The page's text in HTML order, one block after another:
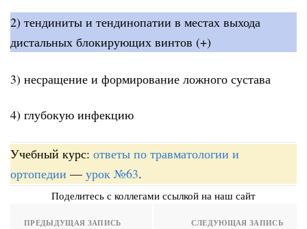
2) тендиниты и тендинопатии в местах выхода
дистальных блокирующих винтов (+)
3) несращение и формирование ложного сустава
4) глубокую инфекцию
Учебный курс: ответы по травматологии и
ортопедии — урок №63.
Поделитесь с коллегами ссылкой на наш сайт
ПРЕДЫДУЩАЯ ЗАПИСЬ СЛЕДУЮЩАЯ ЗАПИСЬ